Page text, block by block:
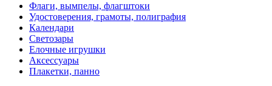
Флаги, вымпелы, флагштоки
Удостоверения, грамоты, полиграфия
Календари
Светозары
Елочные игрушки
Аксессуары
Плакетки, панно